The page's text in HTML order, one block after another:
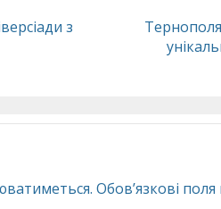
з
Обов’язкові поля